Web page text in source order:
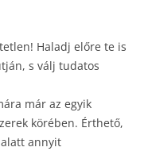
Haladj előre te is
s válj tudatos
már az egyik
körében. Érthető,
alatt annyit